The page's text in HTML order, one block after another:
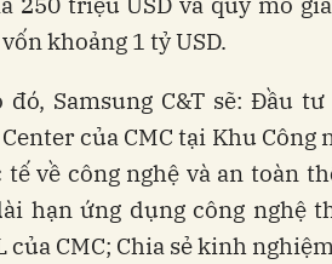
khoảng 1 tỷ USD.
đó, Samsung C&T sẽ: Đầu
của CMC tại Khu Công
tế về công nghệ và an toàn
hạn ứng dụng công nghệ
của CMC; Chia sẻ kinh